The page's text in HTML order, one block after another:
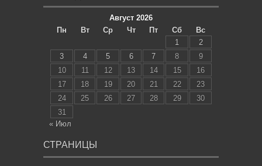
Август 2026
Пн
Вт Ср Чт Пт Сб
Вс
1
2
3
4 5 6 7 8
9
10
11 12 13 14 15
16
17
18 19 20 21 22
23
24
25 26 27 28 29
30
31
« Июл
СТРАНИЦЫ